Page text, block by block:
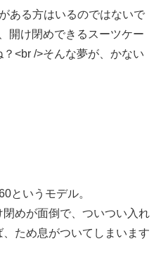
ある方はいるのではないで
開け閉めできるスーツケー
<br />そんな夢が、かない
というモデル。
めが面倒で、ついつい入れ
ため息がついてしまいます